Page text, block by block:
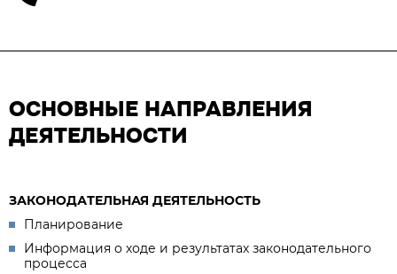
ОСНОВНЫЕ НАПРАВЛЕНИЯ
ДЕЯТЕЛЬНОСТИ
ЗАКОНОДАТЕЛЬНАЯ ДЕЯТЕЛЬНОСТЬ
Планирование
Информация о ходе и результатах законодательного
процесса